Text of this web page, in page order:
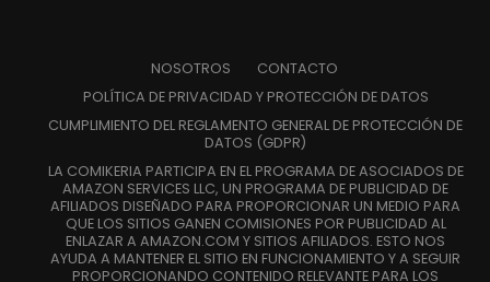
NOSOTROS
CONTACTO
POLÍTICA DE PRIVACIDAD Y PROTECCIÓN DE DATOS
CUMPLIMIENTO DEL REGLAMENTO GENERAL DE PROTECCIÓN DE
DATOS (GDPR)
LA COMIKERIA PARTICIPA EN EL PROGRAMA DE ASOCIADOS DE
AMAZON SERVICES LLC, UN PROGRAMA DE PUBLICIDAD DE
AFILIADOS DISEÑADO PARA PROPORCIONAR UN MEDIO PARA
QUE LOS SITIOS GANEN COMISIONES POR PUBLICIDAD AL
ENLAZAR A AMAZON.COM Y SITIOS AFILIADOS. ESTO NOS
AYUDA A MANTENER EL SITIO EN FUNCIONAMIENTO Y A SEGUIR
PROPORCIONANDO CONTENIDO RELEVANTE PARA LOS